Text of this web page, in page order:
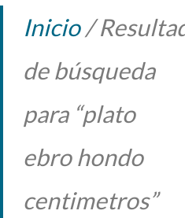
Inicio/
de búsqueda
para “plato
ebro hondo
centimetros”